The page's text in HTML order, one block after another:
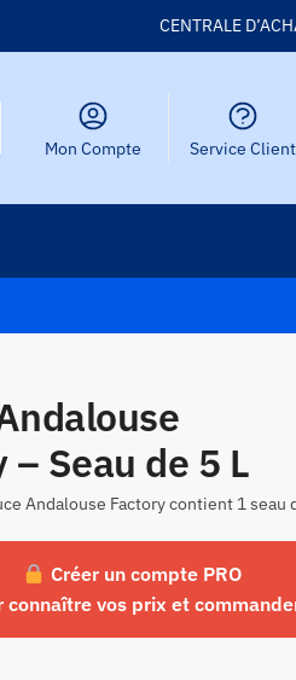
CENTRALE
Mon Compte Service Client
– Seau de 5 L
Andalouse Factory contient 1 seau
Créer un compte PRO
connaître vos prix et